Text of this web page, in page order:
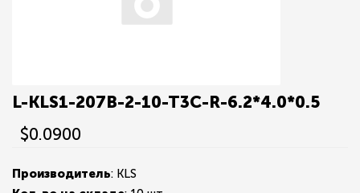
L-KLS1-207B-2-10-T3C-R-6.2*4.0*0.5
$0.0900
Производитель: KLS